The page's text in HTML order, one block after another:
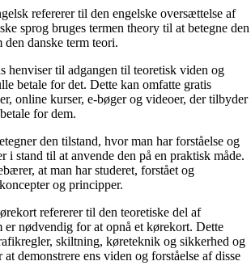
refererer til den engelske oversættelse af
sprog bruges termen theory til at betegne den
den danske term teori.
henviser til adgangen til teoretisk viden og
betale for det. Dette kan omfatte gratis
online kurser, e-bøger og videoer, der tilbyder
for dem.
den tilstand, hvor man har forståelse og
i stand til at anvende den på en praktisk måde.
at man har studeret, forstået og
og principper.
refererer til den teoretiske del af
er nødvendig for at opnå et kørekort. Dette
skiltning, køreteknik og sikkerhed og
demonstrere ens viden og forståelse af disse